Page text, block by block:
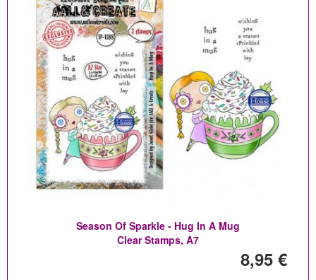
Season Of Sparkle - Hug In A Mug
Clear Stamps, A7
8,95 €